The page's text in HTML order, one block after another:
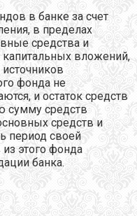
в банке за счет
в пределах
средства и
вложений,
фонда не
и остаток средств
сумму средств
средств и
период своей
из этого фонда
банка.